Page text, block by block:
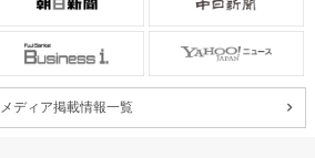
メディア掲載情報一覧